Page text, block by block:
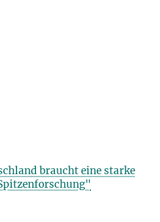
braucht eine starke